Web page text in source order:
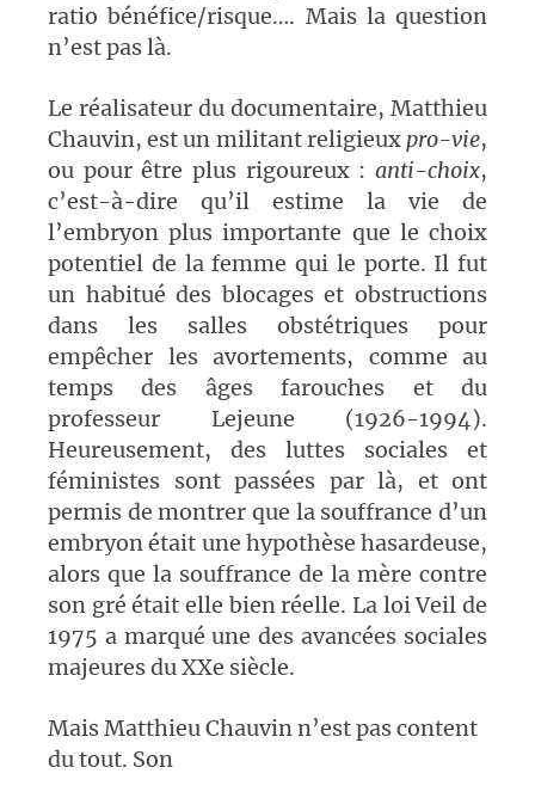
ratio bénéfice/risque…. Mais la question
n’est pas là.
Le réalisateur du documentaire, Matthieu
Chauvin, est un militant religieux pro-vie,
ou pour être plus rigoureux : anti-choix,
c’est-à-dire qu’il estime la vie de
l’embryon plus importante que le choix
potentiel de la femme qui le porte. Il fut
un habitué des blocages et obstructions
dans les salles obstétriques pour
empêcher les avortements, comme au
temps des âges farouches et du
professeur Lejeune (1926-1994).
Heureusement, des luttes sociales et
féministes sont passées par là, et ont
permis de montrer que la souffrance d’un
embryon était une hypothèse hasardeuse,
alors que la souffrance de la mère contre
son gré était elle bien réelle. La loi Veil de
1975 a marqué une des avancées sociales
majeures du XXe siècle.
Mais Matthieu Chauvin n’est pas content
du tout. Son